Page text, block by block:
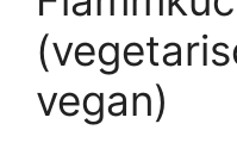
vegan)